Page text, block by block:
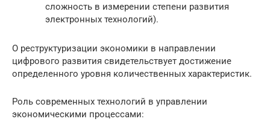
сложность в измерении степени развития
электронных технологий).
О реструктуризации экономики в направлении
цифрового развития свидетельствует достижение
определенного уровня количественных характеристик.
Роль современных технологий в управлении
экономическими процессами: